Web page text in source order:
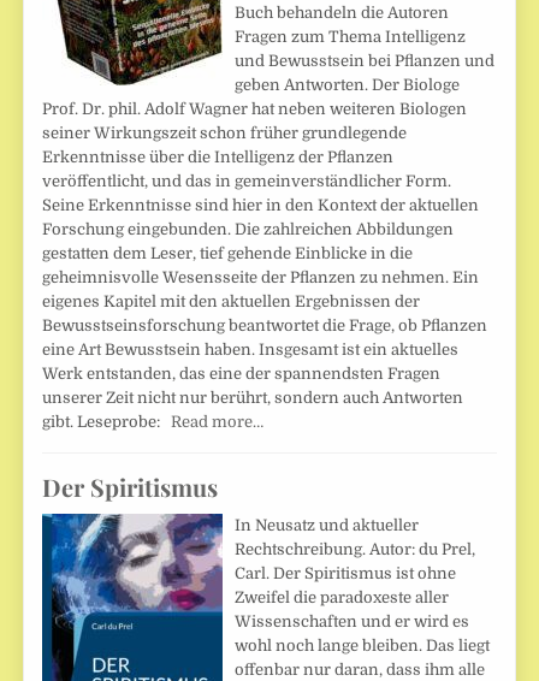
Buch behandeln die Autoren
Fragen zum Thema Intelligenz
und Bewusstsein bei Pflanzen und
geben Antworten. Der Biologe
Prof. Dr. phil. Adolf Wagner hat neben weiteren Biologen
seiner Wirkungszeit schon früher grundlegende
Erkenntnisse über die Intelligenz der Pflanzen
veröffentlicht, und das in gemeinverständlicher Form.
Seine Erkenntnisse sind hier in den Kontext der aktuellen
Forschung eingebunden. Die zahlreichen Abbildungen
gestatten dem Leser, tief gehende Einblicke in die
geheimnisvolle Wesensseite der Pflanzen zu nehmen. Ein
eigenes Kapitel mit den aktuellen Ergebnissen der
Bewusstseinsforschung beantwortet die Frage, ob Pflanzen
eine Art Bewusstsein haben. Insgesamt ist ein aktuelles
Werk entstanden, das eine der spannendsten Fragen
unserer Zeit nicht nur berührt, sondern auch Antworten
gibt. Leseprobe:Read more…
Der Spiritismus
In Neusatz und aktueller
Rechtschreibung. Autor: du Prel,
Carl. Der Spiritismus ist ohne
Zweifel die paradoxeste aller
Wissenschaften und er wird es
wohl noch lange bleiben. Das liegt
offenbar nur daran, dass ihm alle